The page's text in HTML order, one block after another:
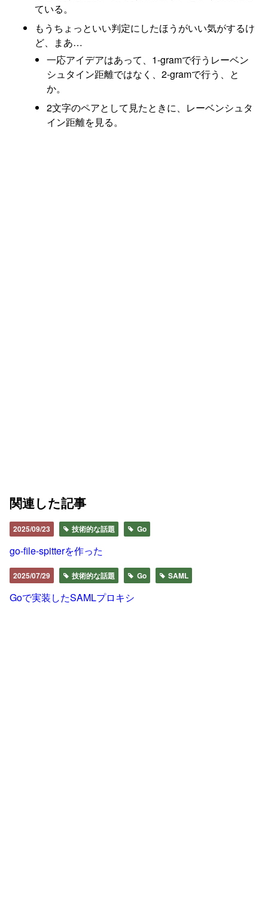
ている。
もうちょっといい判定にしたほうがいい気がするけ
ど、まあ…
一応アイデアはあって、1-gramで行うレーベン
シュタイン距離ではなく、2-gramで行う、と
か。
2文字のペアとして見たときに、レーベンシュタ
イン距離を見る。
関連した記事
2025/09/23 技術的な話題 Go
go-file-spitterを作った
2025/07/29 技術的な話題 Go SAML
Goで実装したSAMLプロキシ